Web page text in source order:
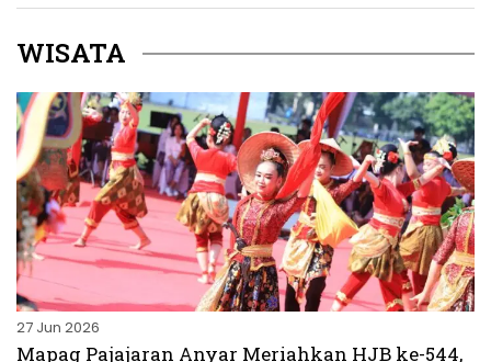
WISATA
27 Jun 2026
Mapag Pajajaran Anyar Meriahkan HJB ke-544,